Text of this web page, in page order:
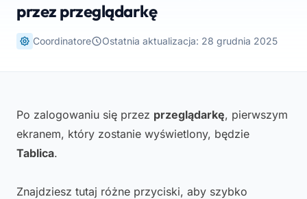
przez przeglądarkę
Coordinatore Ostatnia aktualizacja: 28 grudnia 2025
Po zalogowaniu się przez przeglądarkę, pierwszym
ekranem, który zostanie wyświetlony, będzie
Tablica.
Znajdziesz tutaj różne przyciski, aby szybko